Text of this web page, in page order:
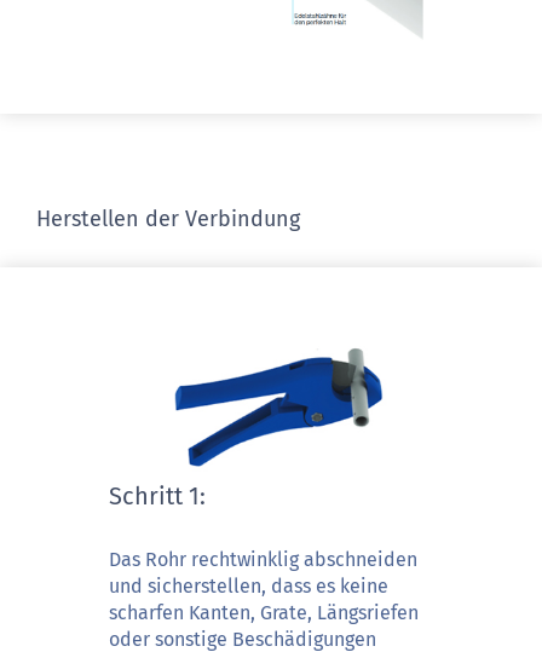
Herstellen der Verbindung
Schritt 1:
Das Rohr rechtwinklig abschneiden
und sicherstellen, dass es keine
scharfen Kanten, Grate, Längsriefen
oder sonstige Beschädigungen